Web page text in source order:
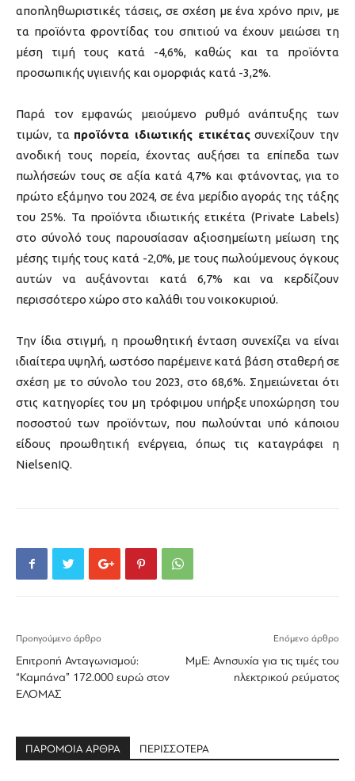
αποπληθωριστικές τάσεις, σε σχέση με ένα χρόνο πριν, με
τα προϊόντα φροντίδας του σπιτιού να έχουν μειώσει τη
μέση τιμή τους κατά -4,6%, καθώς και τα προϊόντα
προσωπικής υγιεινής και ομορφιάς κατά -3,2%.
Παρά τον εμφανώς μειούμενο ρυθμό ανάπτυξης των
τιμών, τα προϊόντα ιδιωτικής ετικέταςσυνεχίζουν την
ανοδική τους πορεία, έχοντας αυξήσει τα επίπεδα των
πωλήσεών τους σε αξία κατά 4,7% και φτάνοντας, για το
πρώτο εξάμηνο του 2024, σε ένα μερίδιο αγοράς της τάξης
του 25%. Τα προϊόντα ιδιωτικής ετικέτα (Private Labels)
στο σύνολό τους παρουσίασαν αξιοσημείωτη μείωση της
μέσης τιμής τους κατά -2,0%, με τους πωλούμενους όγκους
αυτών να αυξάνονται κατά 6,7% και να κερδίζουν
περισσότερο χώρο στο καλάθι του νοικοκυριού.
Την ίδια στιγμή, η προωθητική ένταση συνεχίζει να είναι
ιδιαίτερα υψηλή, ωστόσο παρέμεινε κατά βάση σταθερή σε
σχέση με το σύνολο του 2023, στο 68,6%. Σημειώνεται ότι
στις κατηγορίες του μη τρόφιμου υπήρξε υποχώρηση του
ποσοστού των προϊόντων, που πωλούνται υπό κάποιου
είδους προωθητική ενέργεια, όπως τις καταγράφει η
NielsenIQ.
Προηγούμενο άρθρο
Επιτροπή Ανταγωνισμού:
“Καμπάνα” 172.000 ευρώ στον
ΕΛΟΜΑΣ
Επόμενο άρθρο
ΜμΕ: Ανησυχία για τις τιμές του
ηλεκτρικού ρεύματος
ΠΑΡΟΜΟΙΑ ΑΡΘΡΑ ΠΕΡΙΣΣΟΤΕΡΑ